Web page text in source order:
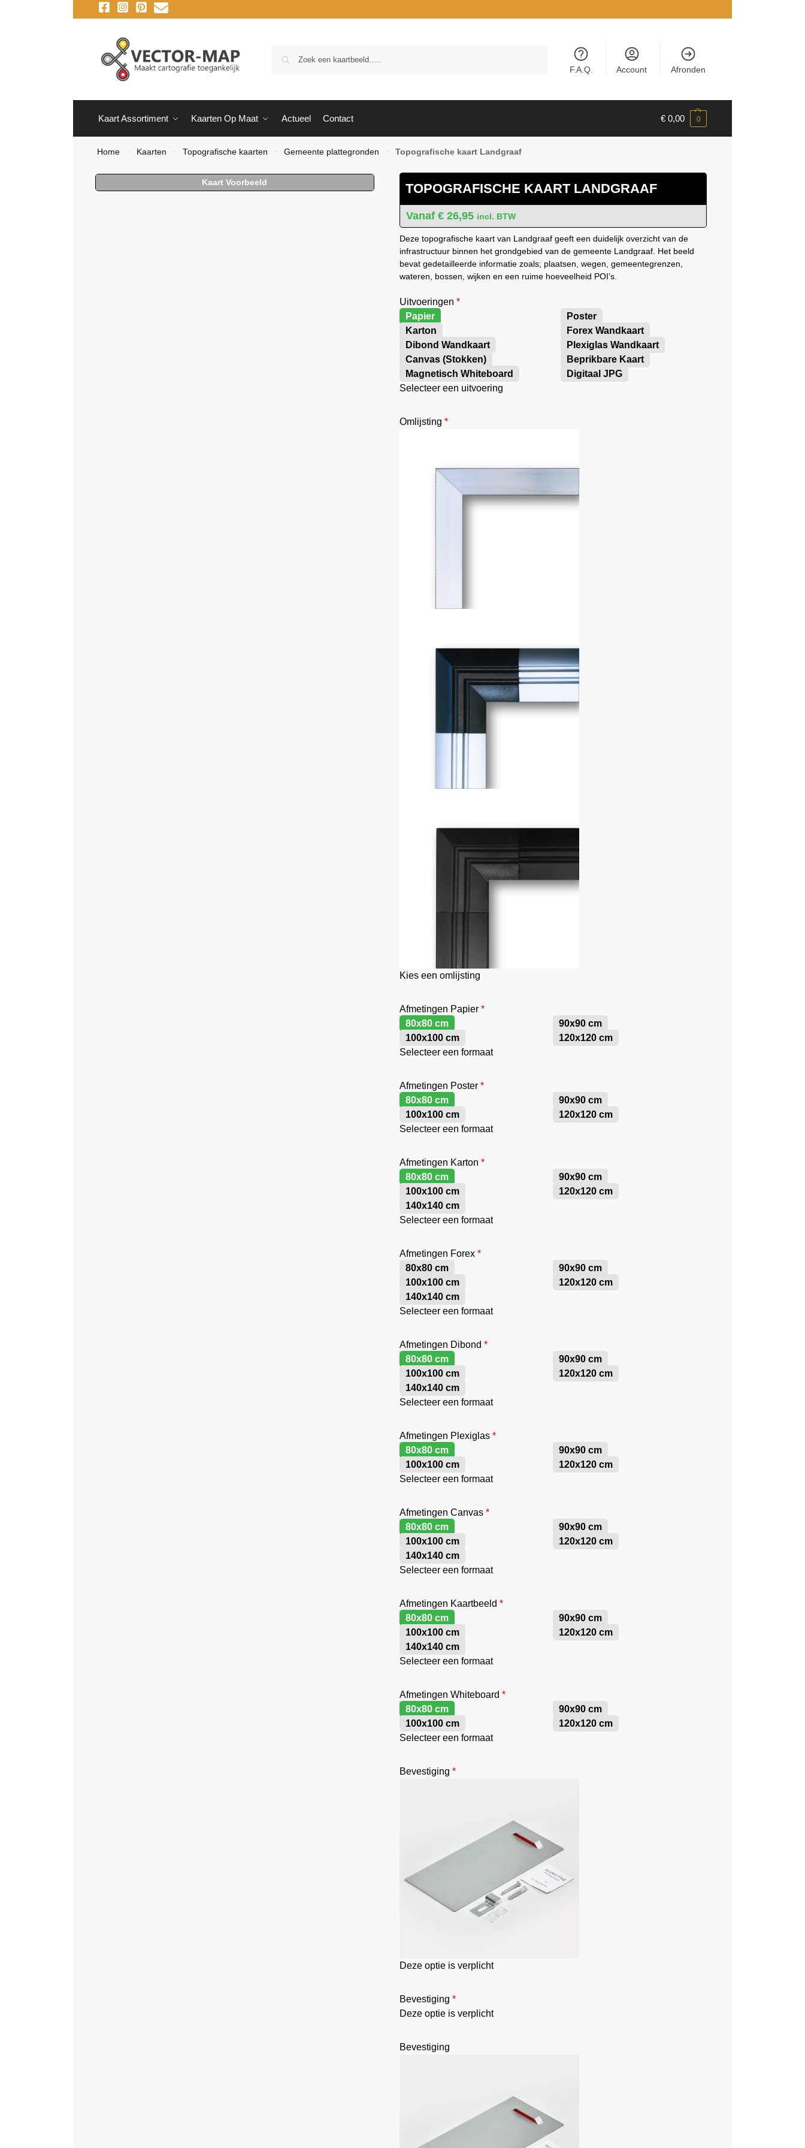
F.A.Q. Account Afronden
Kaart Assortiment Kaarten Op Maat Actueel Contact € 0,00 0
Home - Kaarten - Topografische kaarten - Gemeente plattegronden - Topografische kaart Landgraaf
TOPOGRAFISCHE KAART LANDGRAAF
€26,95 incl. BTW
Deze topografische kaart van Landgraaf geeft een duidelijk overzicht van de
infrastructuur binnen het grondgebied van de gemeente Landgraaf. Het beeld
bevat gedetailleerde informatie zoals; plaatsen, wegen, gemeentegrenzen,
wateren, bossen, wijken en een ruime hoeveelheid POI’s.
Uitvoeringen *
Papier
Poster
Karton
Forex Wandkaart
Dibond Wandkaart
Plexiglas Wandkaart
Canvas (Stokken)
Beprikbare Kaart
Magnetisch Whiteboard
Digitaal JPG
Selecteer een uitvoering
Omlijsting *
Kies een omlijsting
Afmetingen Papier *
80x80 cm
90x90 cm
100x100 cm
120x120 cm
Selecteer een formaat
Afmetingen Poster *
80x80 cm
90x90 cm
100x100 cm
120x120 cm
Selecteer een formaat
Afmetingen Karton *
80x80 cm
90x90 cm
100x100 cm
120x120 cm
140x140 cm
Selecteer een formaat
Afmetingen Forex *
80x80 cm
90x90 cm
100x100 cm
120x120 cm
140x140 cm
Selecteer een formaat
Afmetingen Dibond *
80x80 cm
90x90 cm
100x100 cm
120x120 cm
140x140 cm
Selecteer een formaat
Afmetingen Plexiglas *
80x80 cm
90x90 cm
100x100 cm
120x120 cm
Selecteer een formaat
Afmetingen Canvas *
80x80 cm
90x90 cm
100x100 cm
120x120 cm
140x140 cm
Selecteer een formaat
Afmetingen Kaartbeeld *
80x80 cm
90x90 cm
100x100 cm
120x120 cm
140x140 cm
Selecteer een formaat
Afmetingen Whiteboard *
80x80 cm
90x90 cm
100x100 cm
120x120 cm
Selecteer een formaat
Bevestiging *
Deze optie is verplicht
Bevestiging *
Deze optie is verplicht
Bevestiging